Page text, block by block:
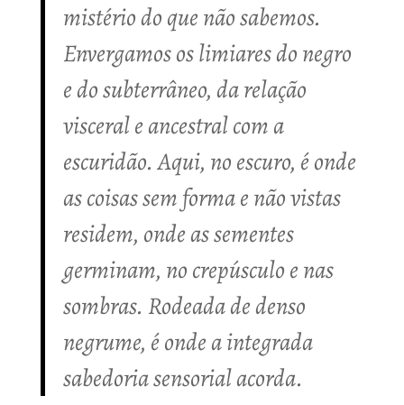
mistério do que não sabemos.
Envergamos os limiares do negro
e do subterrâneo, da relação
visceral e ancestral com a
escuridão. Aqui, no escuro, é onde
as coisas sem forma e não vistas
residem, onde as sementes
germinam, no crepúsculo e nas
sombras. Rodeada de denso
negrume, é onde a integrada
sabedoria sensorial acorda.